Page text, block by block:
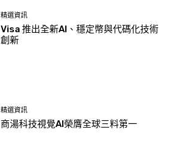
精選資訊
Visa 推出全新AI、穩定幣與代碼化技術
創新
精選資訊
商湯科技視覺AI榮膺全球三料第一